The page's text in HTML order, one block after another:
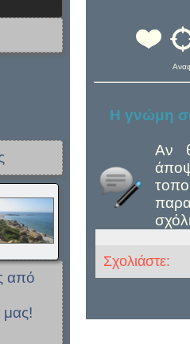
από
μας!
Η γνώμη
Αν
Σχολιάστε: